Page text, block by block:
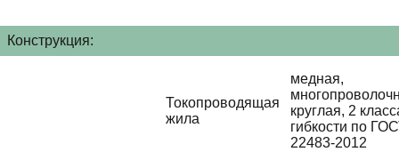
Конструкция:
Токопроводящая
жила
медная,
круглая, 2
гибкости по
22483-2012